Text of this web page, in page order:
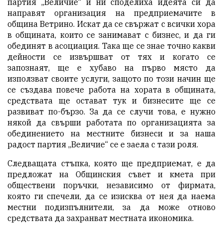
направят организация на предприемачите в
община Ветрино. Искат да се свържат с всички хора
в общината, които се занимават с бизнес, и да ги
обединят в асоциация. Така ще се знае точно какви
дейности се извършват от тях и когато се
запознаят, ще е хубаво на първо място да
използват своите услуги, защото по този начин ще
се създава повече работа на хората в общината,
средствата ще остават тук и бизнесите ще се
развиват по-бързо. За да се случи това, е нужно
някой да свърши работата по организацията за
обединението на местните бизнеси и за наша
радост партия „Величие“ се е заела с тази роля.
Следващата стъпка, която ще предприемат, е да
предложат на Общинския съвет и кмета при
обществени поръчки, независимо от фирмата,
която ги спечели, да се изисква от нея да наема
местни подизпълнители, за да може отново
средствата да захранват местната икономика.